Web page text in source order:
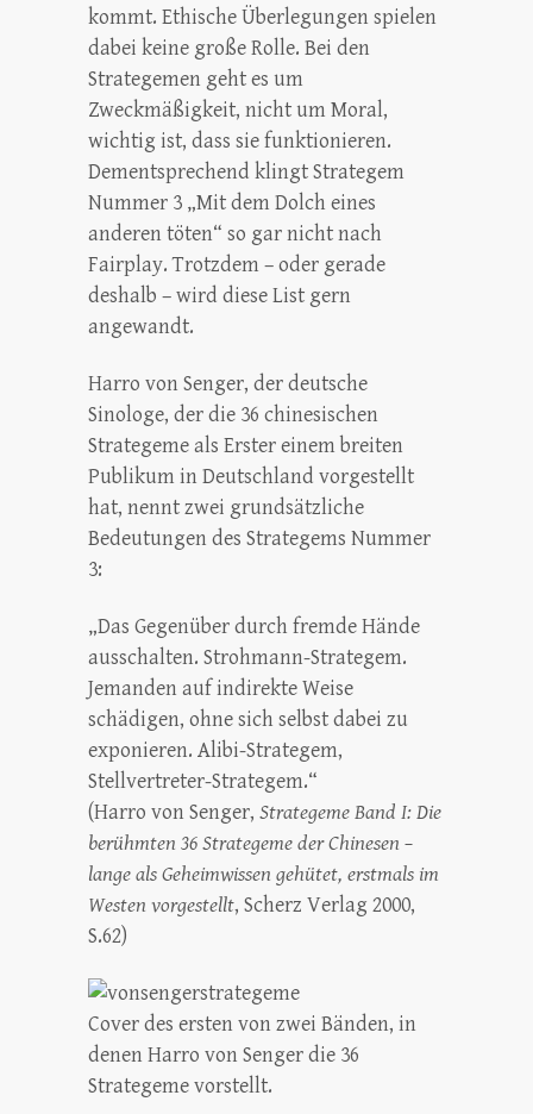
kommt. Ethische Überlegungen spielen
dabei keine große Rolle. Bei den
Strategemen geht es um
Zweckmäßigkeit, nicht um Moral,
wichtig ist, dass sie funktionieren.
Dementsprechend klingt Strategem
Nummer 3 „Mit dem Dolch eines
anderen töten“ so gar nicht nach
Fairplay. Trotzdem – oder gerade
deshalb – wird diese List gern
angewandt.
Harro von Senger, der deutsche
Sinologe, der die 36 chinesischen
Strategeme als Erster einem breiten
Publikum in Deutschland vorgestellt
hat, nennt zwei grundsätzliche
Bedeutungen des Strategems Nummer
3:
„Das Gegenüber durch fremde Hände
ausschalten. Strohmann-Strategem.
Jemanden auf indirekte Weise
schädigen, ohne sich selbst dabei zu
exponieren. Alibi-Strategem,
Stellvertreter-Strategem.“
(Harro von Senger, Strategeme Band I: Die
berühmten 36 Strategeme der Chinesen –
lange als Geheimwissen gehütet, erstmals im
Westen vorgestellt, Scherz Verlag 2000,
S.62)
Cover des ersten von zwei Bänden, in
denen Harro von Senger die 36
Strategeme vorstellt.